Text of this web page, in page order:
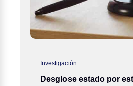
Investigación
Desglose estado por